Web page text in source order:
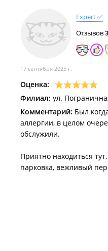
Expert ✅
Отзывов
17 сентября 2025 г.
Оценка:
Филиал: ул.
Комментарий: Был
аллергии, в целом
обслужили.
Приятно находиться
парковка, вежливый